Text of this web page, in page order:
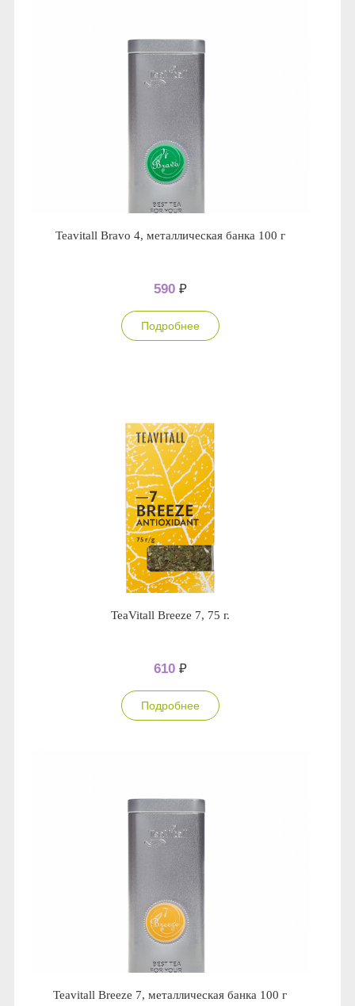
Teavitall Bravo 4, металлическая банка 100 г
590 ₽
Подробнее
TeaVitall Breeze 7, 75 г.
610 ₽
Подробнее
Teavitall Breeze 7, металлическая банка 100 г